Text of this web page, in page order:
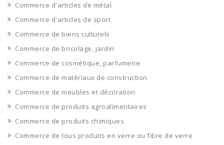
Commerce d'articles de métal
Commerce d'articles de sport
Commerce de biens culturels
Commerce de bricolage, jardin
Commerce de cosmétique, parfumerie
Commerce de matériaux de construction
Commerce de meubles et décoration
Commerce de produits agroalimentaires
Commerce de produits chimiques
Commerce de tous produits en verre ou fibre de verre